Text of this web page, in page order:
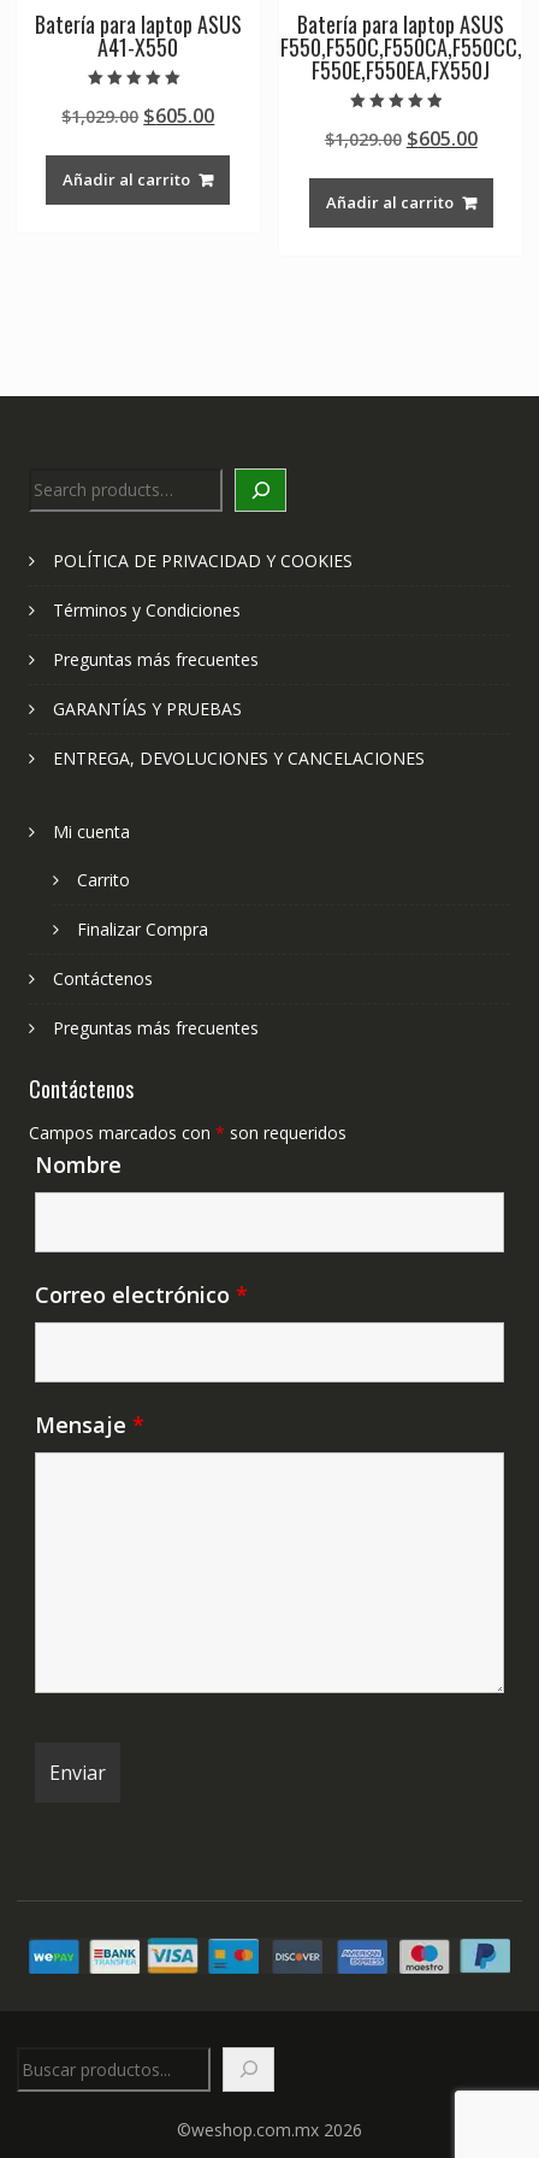
Batería para laptop ASUS
A41-X550
5.00
de 5
$1,029.00 Original
was:
$1,029.00.
$605.00Current
Añadir al carrito
Batería para laptop ASUS
F550,F550C,F550CA,F550CC,
F550E,F550EA,FX550J
4.50
de 5
$1,029.00 Original
was:
$1,029.00.
$605.00
Añadir al carrito
Search
POLÍTICA DE PRIVACIDAD Y COOKIES
Términos y Condiciones
Preguntas más frecuentes
GARANTÍAS Y PRUEBAS
ENTREGA, DEVOLUCIONES Y CANCELACIONES
Mi cuenta
Carrito
Finalizar Compra
Contáctenos
Preguntas más frecuentes
Contáctenos
Campos marcados con * son requeridos
Nombre
Correo electrónico *
Mensaje *
©weshop.com.mx 2026